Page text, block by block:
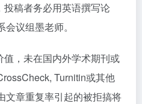
稿者务必用英语撰写论
议组墨老师。
，未在国内外学术期刊或
Turnitin或其他
文章重复率引起的被拒搞将